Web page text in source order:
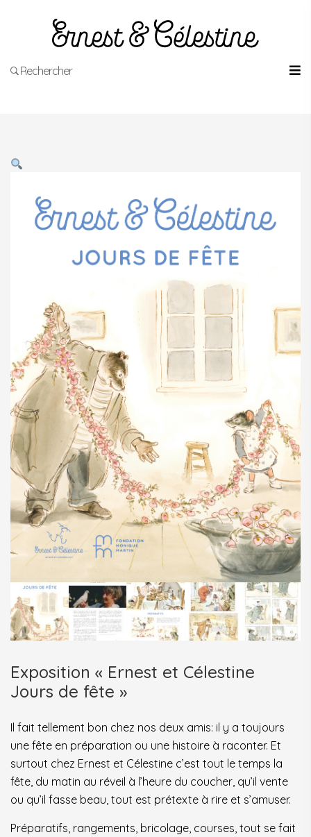
Rechercher
Exposition « Ernest et Célestine
Jours de fête »
Il fait tellement bon chez nos deux amis: il y a toujours
une fête en préparation ou une histoire à raconter. Et
surtout chez Ernest et Célestine c’est tout le temps la
fête, du matin au réveil à l’heure du coucher, qu’il vente
ou qu’il fasse beau, tout est prétexte à rire et s’amuser.
Préparatifs, rangements, bricolage, courses, tout se fait